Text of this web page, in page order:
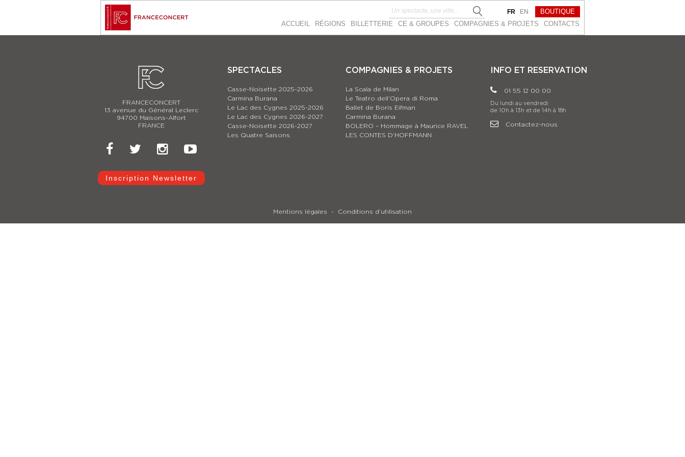
ACCUEIL RÉGIONS BILLETTERIE CE & GROUPES COMPAGNIES & PROJETS CONTACTS
FR EN BOUTIQUE
FRANCECONCERT
13 avenue du Général Leclerc
94700 Maisons-Alfort
FRANCE
Inscription Newsletter
SPECTACLES
Casse-Noisette 2025-2026
Carmina Burana
Le Lac des Cygnes 2025-2026
Le Lac des Cygnes 2026-2027
Casse-Noisette 2026-2027
Les Quatre Saisons
COMPAGNIES & PROJETS
La Scala de Milan
Le Teatro dell’Opera di Roma
Ballet de Boris Eifman
Carmina Burana
BOLERO – Hommage à Maurice RAVEL
LES CONTES D’HOFFMANN
INFO ET RESERVATION
01 55 12 00 00
Du lundi au vendredi
de 10h à 13h et de 14h à 18h
Contactez-nous
Mentions légales Conditions d’utilisation